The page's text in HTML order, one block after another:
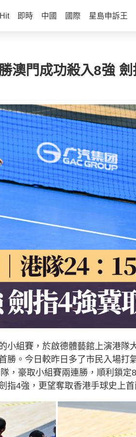
即時 中國 國際 星島申訴王
澳門成功殺入8強
小組賽，於啟德體藝館上演港隊
勝。今日較昨日多了市民入場打
，豪取小組賽兩連勝，順利鎖定
指4強，更望奪取香港手球史上首